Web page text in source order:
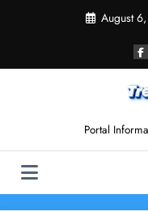
August
Portal